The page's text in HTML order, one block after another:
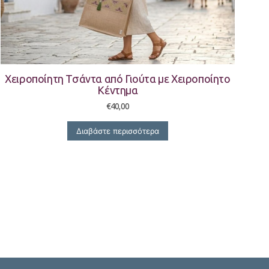
Χειροποίητη Τσάντα από Γιούτα με Χειροποίητο
Κέντημα
€40,00
Διαβάστε περισσότερα